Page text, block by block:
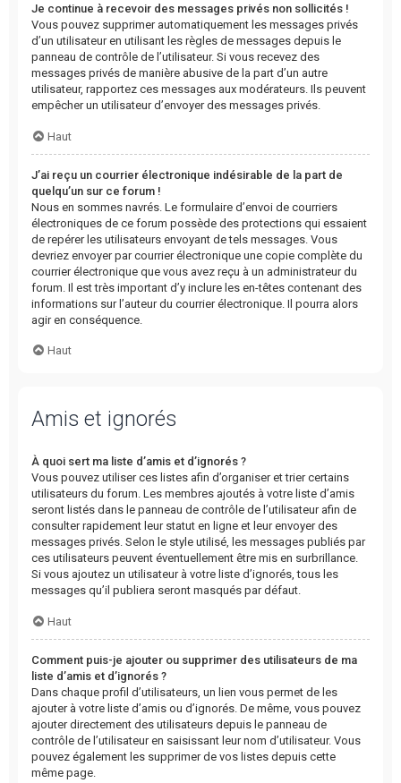
Je continue à recevoir des messages privés non sollicités !
Vous pouvez supprimer automatiquement les messages privés
d’un utilisateur en utilisant les règles de messages depuis le
panneau de contrôle de l’utilisateur. Si vous recevez des
messages privés de manière abusive de la part d’un autre
utilisateur, rapportez ces messages aux modérateurs. Ils peuvent
empêcher un utilisateur d’envoyer des messages privés.
Haut
J’ai reçu un courrier électronique indésirable de la part de
quelqu’un sur ce forum !
Nous en sommes navrés. Le formulaire d’envoi de courriers
électroniques de ce forum possède des protections qui essaient
de repérer les utilisateurs envoyant de tels messages. Vous
devriez envoyer par courrier électronique une copie complète du
courrier électronique que vous avez reçu à un administrateur du
forum. Il est très important d’y inclure les en-têtes contenant des
informations sur l’auteur du courrier électronique. Il pourra alors
agir en conséquence.
Haut
Amis et ignorés
À quoi sert ma liste d’amis et d’ignorés ?
Vous pouvez utiliser ces listes afin d’organiser et trier certains
utilisateurs du forum. Les membres ajoutés à votre liste d’amis
seront listés dans le panneau de contrôle de l’utilisateur afin de
consulter rapidement leur statut en ligne et leur envoyer des
messages privés. Selon le style utilisé, les messages publiés par
ces utilisateurs peuvent éventuellement être mis en surbrillance.
Si vous ajoutez un utilisateur à votre liste d’ignorés, tous les
messages qu’il publiera seront masqués par défaut.
Haut
Comment puis-je ajouter ou supprimer des utilisateurs de ma
liste d’amis et d’ignorés ?
Dans chaque profil d’utilisateurs, un lien vous permet de les
ajouter à votre liste d’amis ou d’ignorés. De même, vous pouvez
ajouter directement des utilisateurs depuis le panneau de
contrôle de l’utilisateur en saisissant leur nom d’utilisateur. Vous
pouvez également les supprimer de vos listes depuis cette
même page.